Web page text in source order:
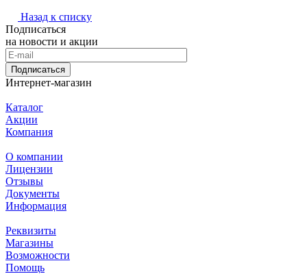
Назад к списку
Подписаться
на новости и акции
Подписаться
Интернет-магазин
Каталог
Акции
Компания
О компании
Лицензии
Отзывы
Документы
Информация
Реквизиты
Магазины
Возможности
Помощь